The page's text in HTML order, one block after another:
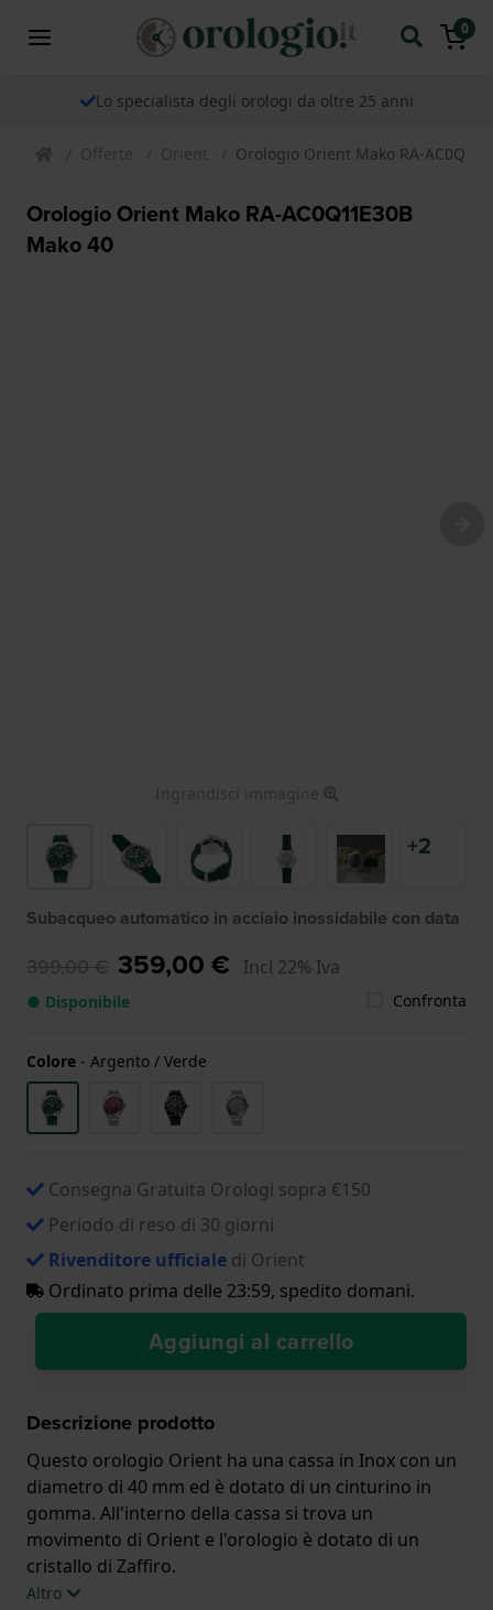
0
Lo specialista degli orologi da oltre 25 anni
Offerte Orient Orologio Orient Mako RA-
Orologio Orient Mako RA-AC0Q11E30B
Mako 40
Ingrandisci immagine
+2
Subacqueo automatico in acciaio inossidabile con data
399,00 € 359,00 € Incl 22% Iva
● Disponibile Confronta
Colore - Argento / Verde
Consegna Gratuita Orologi sopra €150
Periodo di reso di 30 giorni
Rivenditore ufficiale di Orient
Ordinato prima delle 23:59, spedito domani.
Aggiungi al carrello
Descrizione prodotto
Questo orologio Orient ha una cassa in Inox con un
diametro di 40 mm ed è dotato di un cinturino in
gomma. All'interno della cassa si trova un
movimento di Orient e l'orologio è dotato di un
cristallo di Zaffiro.
Altro